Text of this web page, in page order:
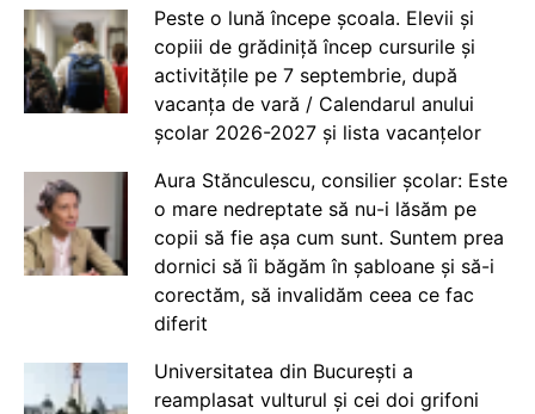
Peste o lună începe școala. Elevii și
copiii de grădiniță încep cursurile și
activitățile pe 7 septembrie, după
vacanța de vară / Calendarul anului
școlar 2026-2027 și lista vacanțelor
Aura Stănculescu, consilier școlar: Este
o mare nedreptate să nu-i lăsăm pe
copii să fie așa cum sunt. Suntem prea
dornici să îi băgăm în șabloane și să-i
corectăm, să invalidăm ceea ce fac
diferit
Universitatea din București a
reamplasat vulturul și cei doi grifoni